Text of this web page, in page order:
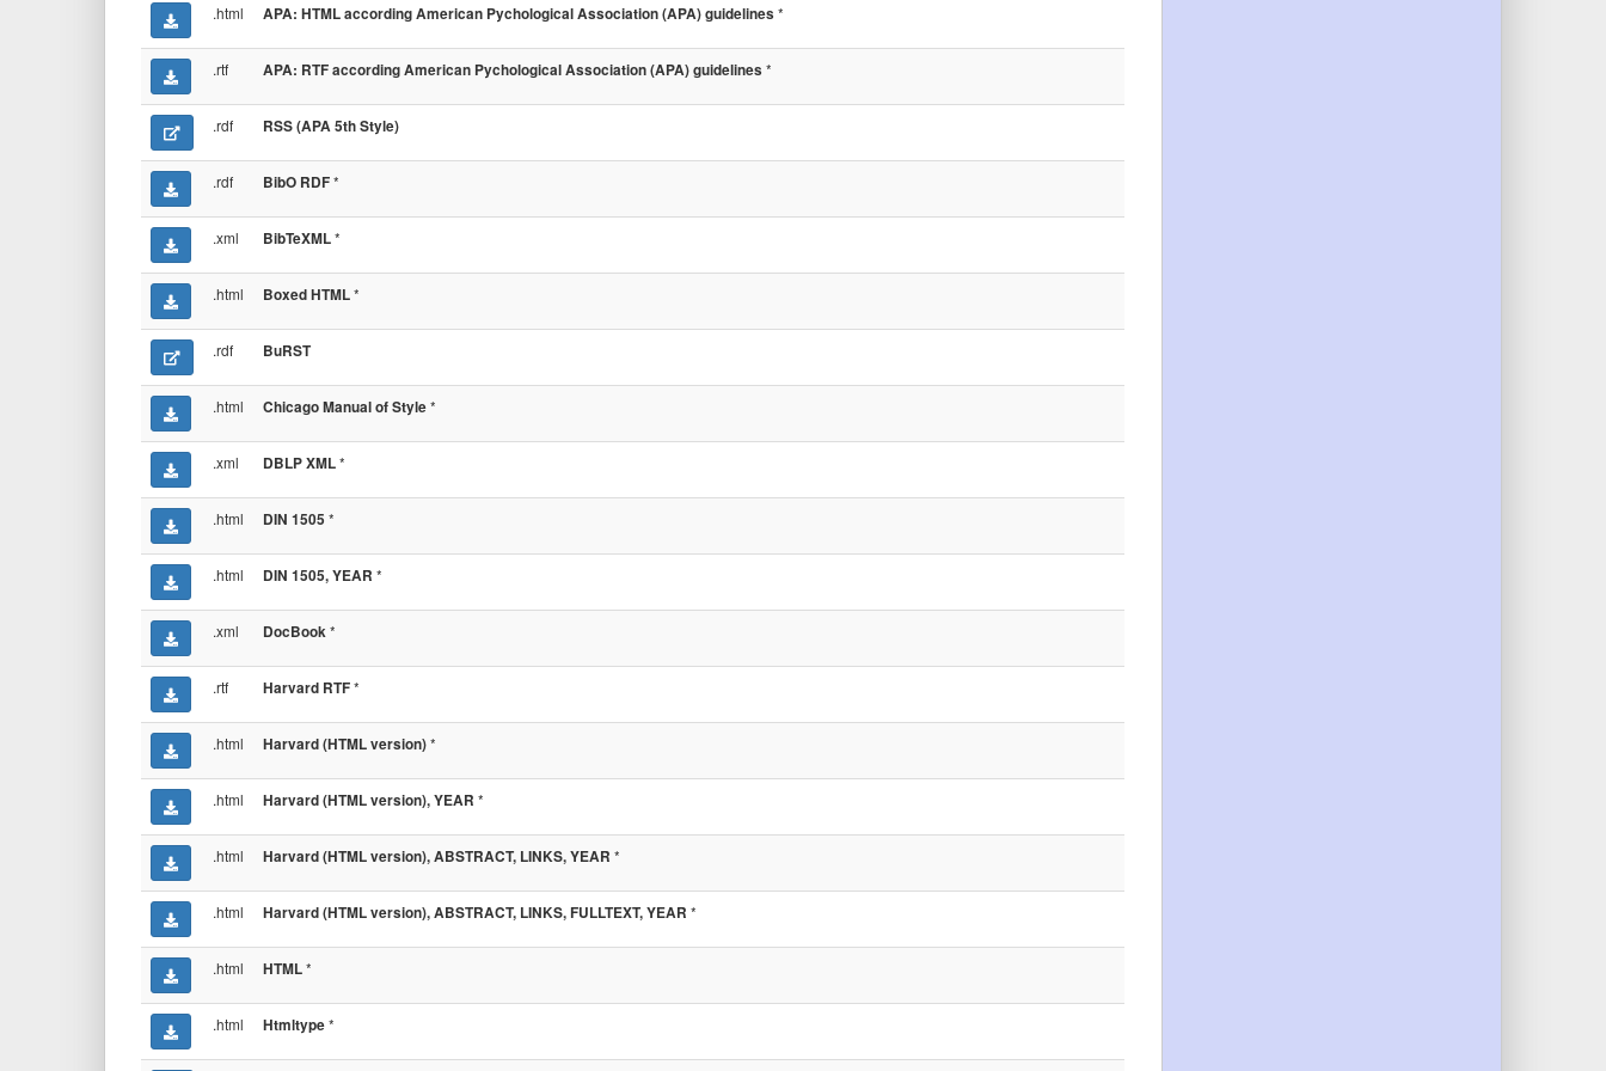
.html APA: HTML according American Pychological Association (APA) guidelines *
.rtf APA: RTF according American Pychological Association (APA) guidelines *
.rdf RSS (APA 5th Style)
.rdf BibO RDF*
.xml BibTeXML*
.html Boxed HTML*
.rdf BuRST
.html Chicago Manual of Style*
.xml DBLP XML*
.html DIN 1505 *
.html DIN 1505, YEAR *
.xml DocBook*
.rtf Harvard RTF*
.html Harvard (HTML version)*
.html Harvard (HTML version), YEAR *
.html Harvard (HTML version), ABSTRACT, LINKS, YEAR *
.html Harvard (HTML version), ABSTRACT, LINKS, FULLTEXT, YEAR *
.html HTML*
.html Htmltype*